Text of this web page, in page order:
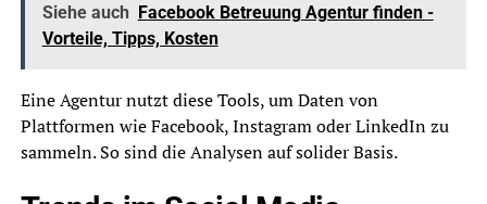
Siehe auch Facebook Betreuung Agentur finden -
Vorteile, Tipps, Kosten
Eine Agentur nutzt diese Tools, um Daten von
Plattformen wie Facebook, Instagram oder LinkedIn zu
sammeln. So sind die Analysen auf solider Basis.